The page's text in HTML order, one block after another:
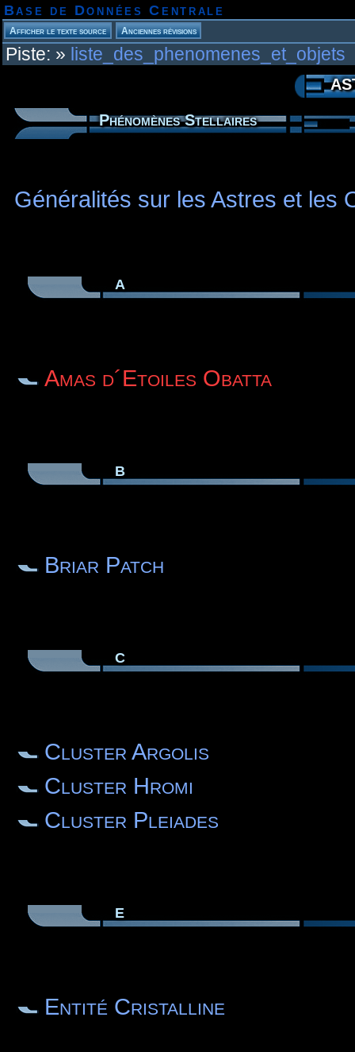
Base de Données Centrale
Piste: » liste_des_phenomenes_et_objets
Phénomènes Stellaires
Généralités sur les Astres et les
A
Amas d´Etoiles Obatta
B
Briar Patch
C
Cluster Argolis
Cluster Hromi
Cluster Pleiades
E
Entité Cristalline